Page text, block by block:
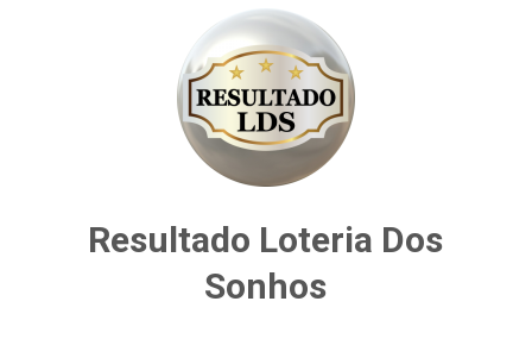
Resultado Loteria Dos
Sonhos